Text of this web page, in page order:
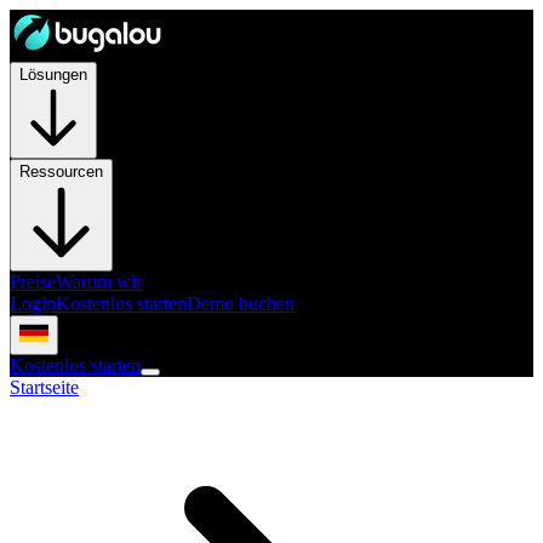
Lösungen
Ressourcen
PreiseWarum wir
LoginKostenlos startenDemo buchen
Kostenlos starten
Startseite